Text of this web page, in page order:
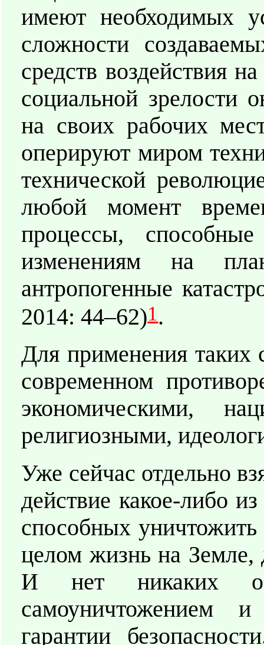
имеют необходимых
сложности
средств воздействия
социальной зрелости
на своих рабочих
оперируют миром
технической
любой момент
процессы,
изменениям на
антропогенные
2014: 44–62)1.
Для применения таких
современном
экономическими,
религиозными,
Уже сейчас отдельно
действие какое-либо
способных
целом жизнь на Земле,
И нет никаких
самоуничтожением
гарантии